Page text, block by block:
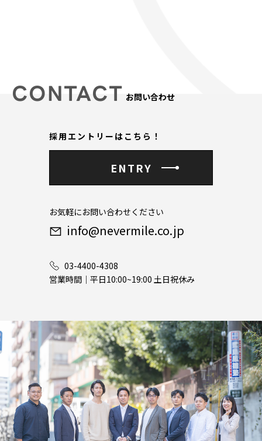
CONTACT お問い合わせ
採用エントリーはこちら！
ENTRY
お気軽にお問い合わせください
info@nevermile.co.jp
03-4400-4308
営業時間｜平日10:00~19:00 土日祝休み